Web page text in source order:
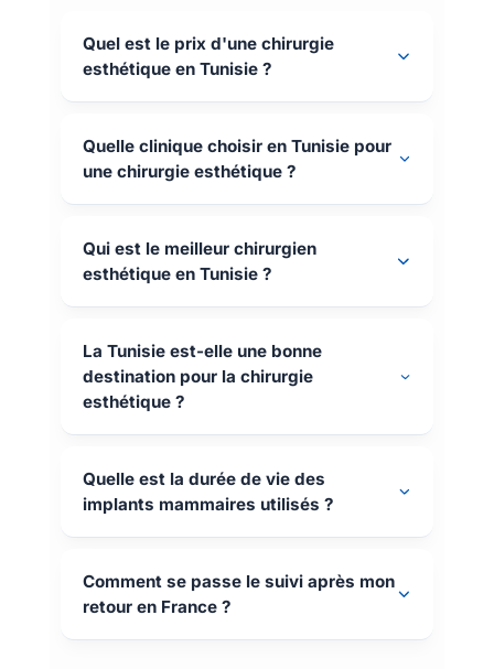
Quel est le prix d'une chirurgie
esthétique en Tunisie ?
Quelle clinique choisir en Tunisie pour
une chirurgie esthétique ?
Qui est le meilleur chirurgien
esthétique en Tunisie ?
La Tunisie est-elle une bonne
destination pour la chirurgie
esthétique ?
Quelle est la durée de vie des
implants mammaires utilisés ?
Comment se passe le suivi après mon
retour en France ?